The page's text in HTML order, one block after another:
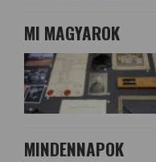
MI MAGYAROK
MINDENNAPOK